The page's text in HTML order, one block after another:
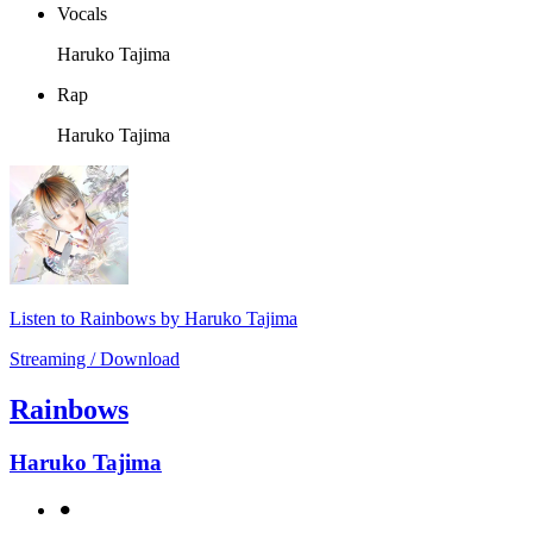
Vocals
Haruko Tajima
Rap
Haruko Tajima
Listen to Rainbows by Haruko Tajima
Streaming / Download
Rainbows
Haruko Tajima
⚫︎